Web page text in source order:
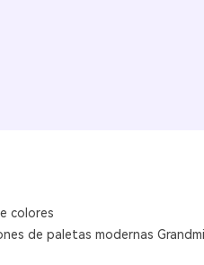
colores
de paletas modernas